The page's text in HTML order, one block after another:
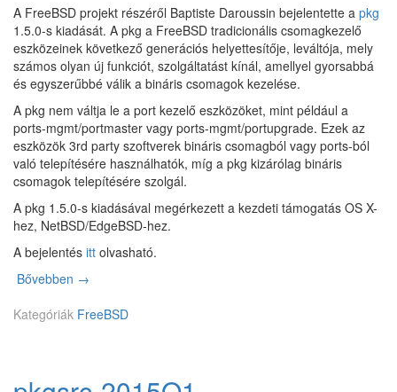
p
i
z
ó
d
P
I
E
i
n
t
h
S
k
A FreeBSD projekt részéről Baptiste Daroussin bejelentette a pkg
1.5.0-s kiadását. A pkg a FreeBSD tradicionális csomagkezelő
eszközeinek következő generációs helyettesítője, leváltója, mely
számos olyan új funkciót, szolgáltatást kínál, amellyel gyorsabbá
és egyszerűbbé válik a bináris csomagok kezelése.
A pkg nem váltja le a port kezelő eszközöket, mint például a
ports-mgmt/portmaster vagy ports-mgmt/portupgrade. Ezek az
eszközök 3rd party szoftverek bináris csomagból vagy ports-ból
való telepítésére használhatók, míg a pkg kizárólag bináris
csomagok telepítésére szolgál.
A pkg 1.5.0-s kiadásával megérkezett a kezdeti támogatás OS X-
hez, NetBSD/EdgeBSD-hez.
A bejelentés itt olvasható.
Bővebben p
g
.
→
Kategóriák FreeBSD